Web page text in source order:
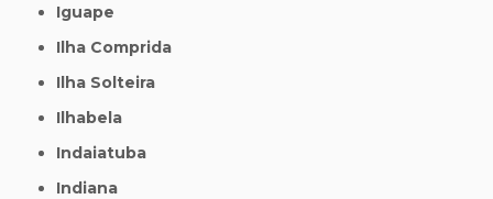
Iguape
Ilha Comprida
Ilha Solteira
Ilhabela
Indaiatuba
Indiana